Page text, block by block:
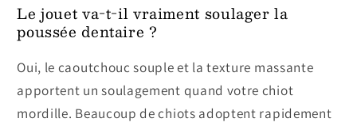
Le jouet va-t-il vraiment soulager la
poussée dentaire ?
Oui, le caoutchouc souple et la texture massante
apportent un soulagement quand votre chiot
mordille. Beaucoup de chiots adoptent rapidement